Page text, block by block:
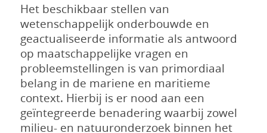
Het beschikbaar stellen van
wetenschappelijk onderbouwde en
geactualiseerde informatie als antwoord
op maatschappelijke vragen en
probleemstellingen is van primordiaal
belang in de mariene en maritieme
context. Hierbij is er nood aan een
geïntegreerde benadering waarbij zowel
milieu- en natuuronderzoek binnen het